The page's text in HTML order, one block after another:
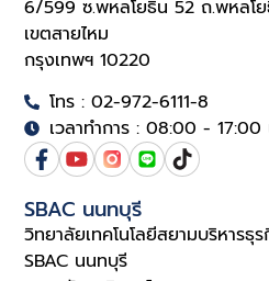
6/599 ซ.พหลโยธิน 52 ถ.พหลโ
เขตสายไหม
กรุงเทพฯ 10220
โทร : 02-972-6111-8
เวลาทำการ : 08:00 - 17:00
SBAC นนทบุรี
วิทยาลัยเทคโนโลยีสยามบริหารธุ
SBAC นนทบุรี